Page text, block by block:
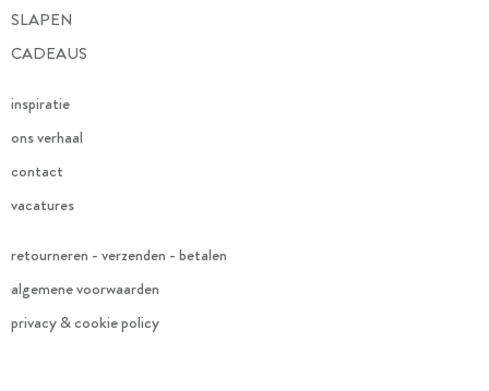
SLAPEN
CADEAUS
inspiratie
ons verhaal
contact
vacatures
retourneren - verzenden - betalen
algemene voorwaarden
privacy & cookie policy